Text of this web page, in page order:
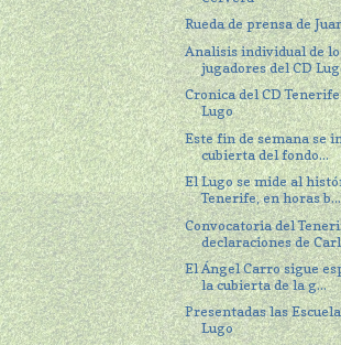
Rueda de prensa de
Analisis individual de
jugadores del CD
Cronica del CD
Lugo
Este fin de semana se
cubierta del fondo...
El Lugo se mide al
Tenerife, en horas b...
Convocatoria del
declaraciones de
El Ángel Carro sigue
la cubierta de la g...
Presentadas las
Lugo